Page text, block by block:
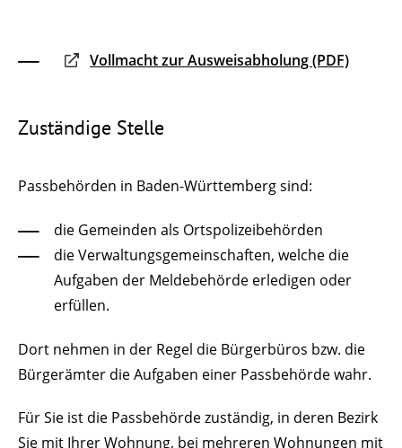
Vollmacht zur Ausweisabholung (PDF)
Zuständige Stelle
Passbehörden in Baden-Württemberg sind:
die Gemeinden als Ortspolizeibehörden
die Verwaltungsgemeinschaften, welche die
Aufgaben der Meldebehörde erledigen oder
erfüllen.
Dort nehmen in der Regel die Bürgerbüros bzw. die
Bürgerämter die Aufgaben einer Passbehörde wahr.
Für Sie ist die Passbehörde zuständig, in deren Bezirk
Sie mit Ihrer Wohnung, bei mehreren Wohnungen mit